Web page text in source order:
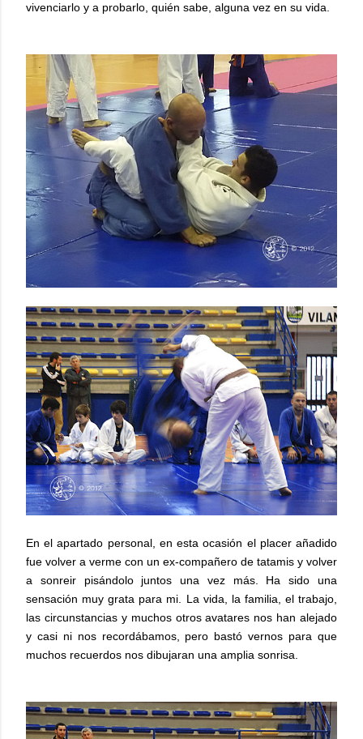
vivenciarlo y a probarlo, quién sabe, alguna vez en su vida.
En el apartado personal, en esta ocasión el placer añadido
fue volver a verme con un ex-compañero de tatamis y volver
a sonreir pisándolo juntos una vez más. Ha sido una
sensación muy grata para mi. La vida, la familia, el trabajo,
las circunstancias y muchos otros avatares nos han alejado
y casi ni nos recordábamos, pero bastó vernos para que
muchos recuerdos nos dibujaran una amplia sonrisa.